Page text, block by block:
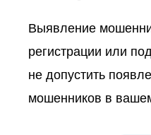
Выявление
регистрации или
не допустить
мошенников в